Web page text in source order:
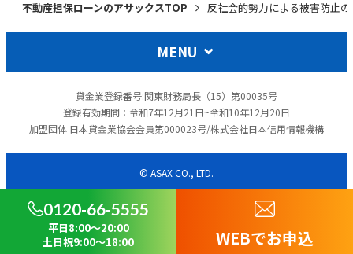
0120-66-5555
平日8:00～20:00
土日祝9:00～18:00
WEBでお申込
不動産担保ローンのアサックスTOP 反社会的勢力による被害防止
MENU
貸金業登録番号:関東財務局長（15）第00035号
登録有効期間：令和7年12月21日~令和10年12月20日
加盟団体 日本貸金業協会会員第000023号/株式会社日本信用情報機構
© ASAX CO., LTD.